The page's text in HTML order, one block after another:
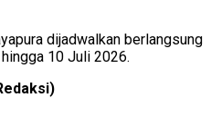
dijadwalkan berlangsung
10 Juli 2026.